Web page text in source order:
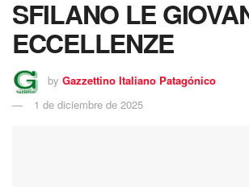
SFILANO LE
ECCELLENZE
by Gazzettino Italiano Patagónico
1 de diciembre de 2025